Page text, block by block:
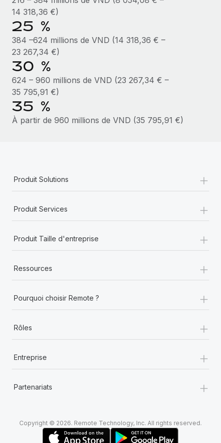
En savoir plus
14 318,36 €)
25 %
384 –624 millions de VND (14 318,36 € –
23 267,34 €)
30 %
624 – 960 millions de VND (23 267,34 € –
35 795,91 €)
35 %
À partir de 960 millions de VND (35 795,91 €)
Produit Solutions +
Produit Services +
Produit Taille d'entreprise +
Ressources +
Pourquoi choisir Remote ? +
Rôles +
Entreprise +
Partenariats +
Copyright © 2026. Remote Technology, Inc. All rights reserved.